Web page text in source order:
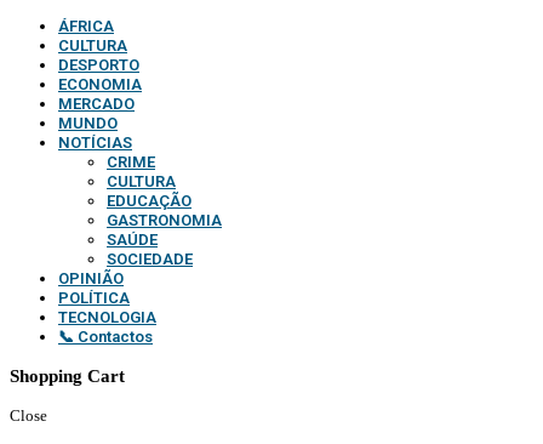
ÁFRICA
CULTURA
DESPORTO
ECONOMIA
MERCADO
MUNDO
NOTÍCIAS
CRIME
CULTURA
EDUCAÇÃO
GASTRONOMIA
SAÚDE
SOCIEDADE
OPINIÃO
POLÍTICA
TECNOLOGIA
📞 Contactos
Shopping Cart
Close